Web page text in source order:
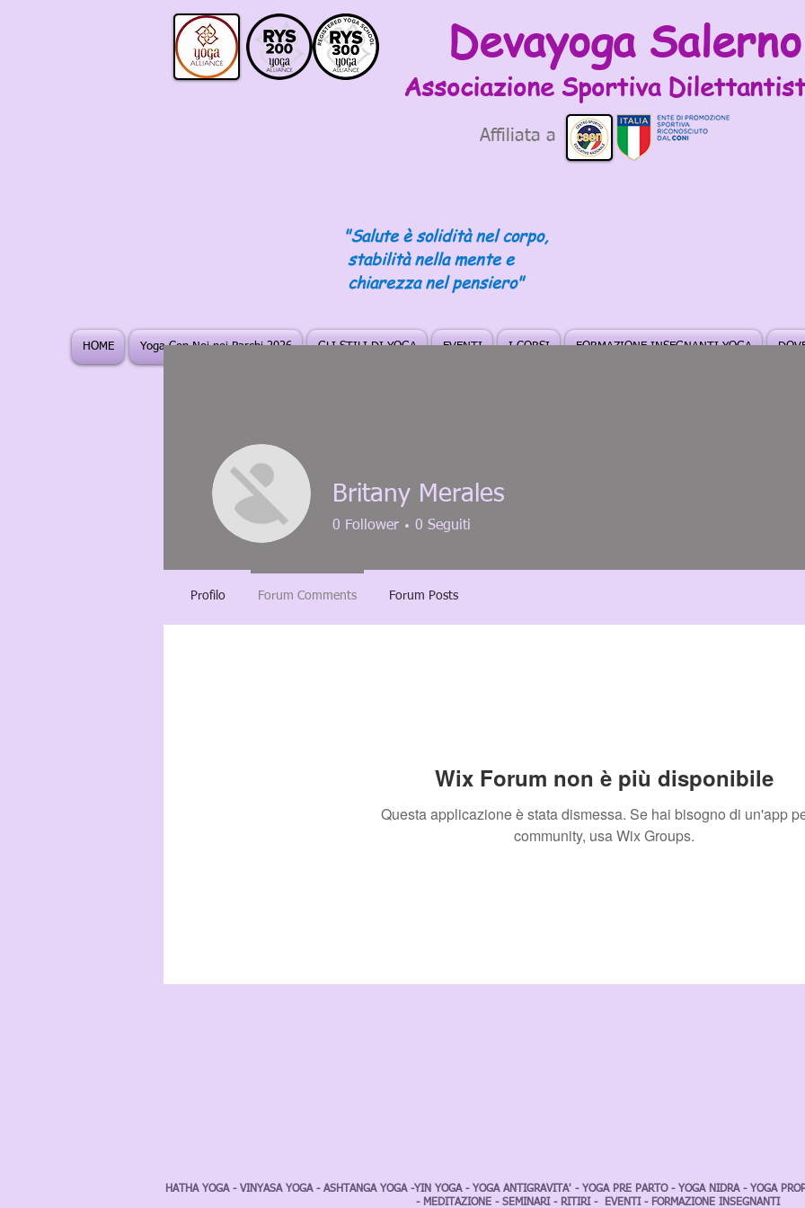
Devayoga Salerno
Associazione Sportiva
Affiliata a
"Salute è solidità nel corpo,
stabilità nella mente e
chiarezza nel pensiero"
HOME Yoga Con Noi nei Parchi 2026 GLI STILI DI YOGA EVENTI I CORSI FORMAZIONE INSEGNANTI YOGA
Wix Forum non è più disponibile
Questa applicazione è stata dismessa. Se hai bisogno di un'app
community, usa Wix Groups.
Britany Merales
0 Follower 0 Seguiti
Profilo Forum Comments Forum Posts
HATHA YOGA - VINYASA YOGA - ASHTANGA YOGA -YIN YOGA - YOGA ANTIGRAVITA' - YOGA PRE PARTO - YOGA NIDRA - YOGA
- MEDITAZIONE - SEMINARI - RITIRI - EVENTI - FORMAZIONE INSEGNANTI